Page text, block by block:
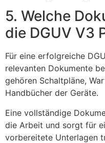
5. Welche
die DGUV V3
Für eine erfolgreiche
relevanten Dokumente
gehören Schaltpläne,
Handbücher der Geräte.
Eine vollständige
die Arbeit und sorgt für
vorbereitete Unterlagen